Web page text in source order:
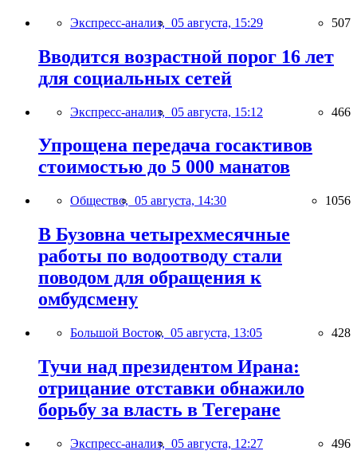
Экспресс-анализ, 05 августа, 15:29 507
Вводится возрастной порог 16 лет
для социальных сетей
Экспресс-анализ, 05 августа, 15:12 466
Упрощена передача госактивов
стоимостью до 5 000 манатов
Общество, 05 августа, 14:30 1056
В Бузовна четырехмесячные
работы по водоотводу стали
поводом для обращения к
омбудсмену
Большой Восток, 05 августа, 13:05 428
Тучи над президентом Ирана:
отрицание отставки обнажило
борьбу за власть в Тегеране
Экспресс-анализ, 05 августа, 12:27 496